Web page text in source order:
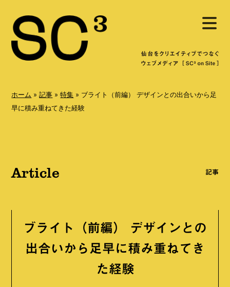
メ
ニ
を
開
く
ホーム »記事 »特集 » ブライト（前編） デザインとの出合いから足
早に積み重ねてきた経験
Article 記事
ブライト（前編） デザインとの
出合いから足早に積み重ねてき
た経験